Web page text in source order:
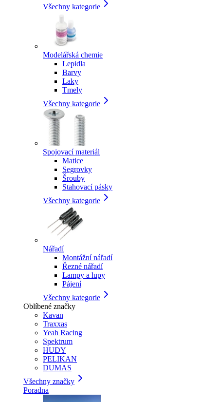
Všechny kategorie
Modelářská chemie
Lepidla
Barvy
Laky
Tmely
Všechny kategorie
Spojovací materiál
Matice
Segrovky
Šrouby
Stahovací pásky
Všechny kategorie
Nářadí
Montážní nářadí
Řezné nářadí
Lampy a lupy
Pájení
Všechny kategorie
Oblíbené značky
Kavan
Traxxas
Yeah Racing
Spektrum
HUDY
PELIKAN
DUMAS
Všechny značky
Poradna